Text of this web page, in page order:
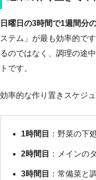
日曜日の3時間で1週間分
ステム」が最も効率的で
るのではなく、調理の途
トです。
効率的な作り置きスケジュ
1時間目 ：野菜の下
2時間目 ：メインの
3時間目 ：常備菜と